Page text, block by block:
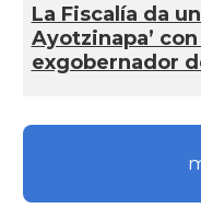
La Fiscalía da
Ayotzinapa’
exgobernador